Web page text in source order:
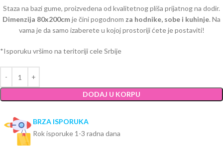
Staza na bazi gume, proizvedena od kvalitetnog pliša prijatnog na dodir.
Dimenzija 80x200cmje čini pogodnom za hodnike, sobe i kuhinje. Na
vama je da samo izaberete u kojoj prostoriji ćete je postaviti!
*Isporuku vršimo na teritoriji cele Srbije
DODAJ U KORPU
BRZA ISPORUKA
Rok isporuke 1-3 radna dana